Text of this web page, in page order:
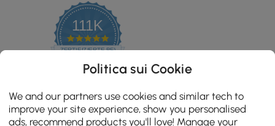
111K
4.8
star
ZERTIFIZIERTE BEWERTUNGEN
Politica sui Cookie
We and our partners use cookies and similar tech to
improve your site experience, show you personalised
ads, recommend products you'll love! Manage your